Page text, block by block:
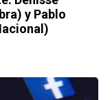
y Pablo